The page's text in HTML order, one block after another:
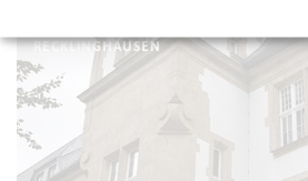
RECKLINGHAUSEN